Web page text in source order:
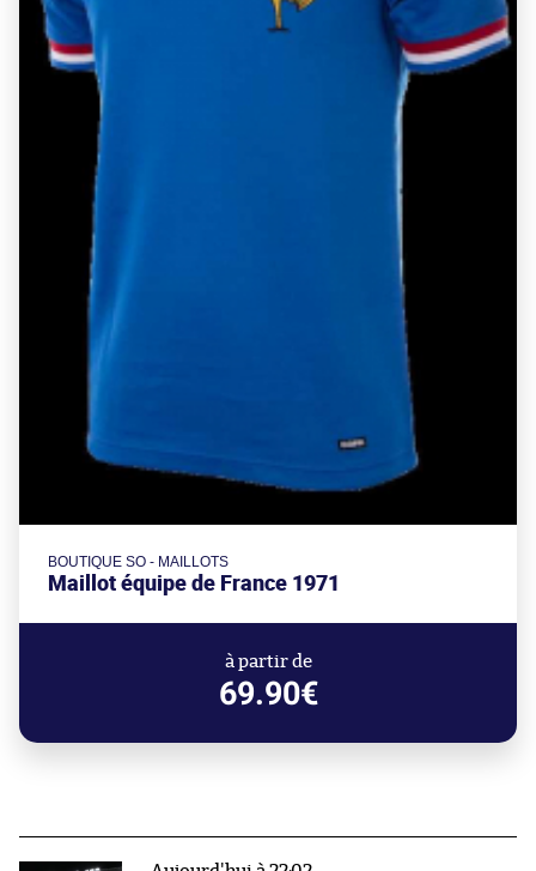
BOUTIQUE SO - MAILLOTS
Maillot équipe de France 1971
à partir de
69.90€